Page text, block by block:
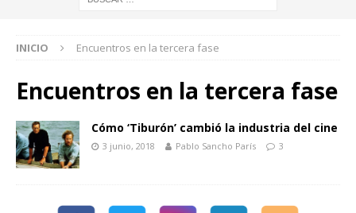
INICIO Encuentros en la tercera fase
Encuentros en la tercera fase
Cómo ‘Tiburón’ cambió la industria del cine
3 junio, 2018 Pablo Sancho París 3